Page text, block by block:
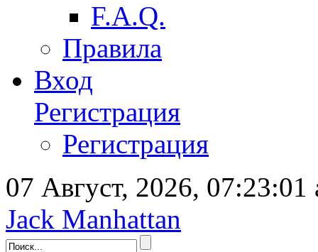
F.A.Q.
Правила
Вход
Регистрация
Регистрация
07 Август, 2026, 07:23:01
Jack Manhattan